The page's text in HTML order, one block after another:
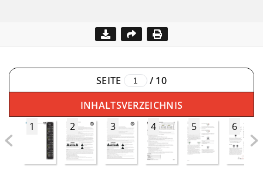
SEITE / 10
INHALTSVERZEICHNIS
1
2 3 4 5 6